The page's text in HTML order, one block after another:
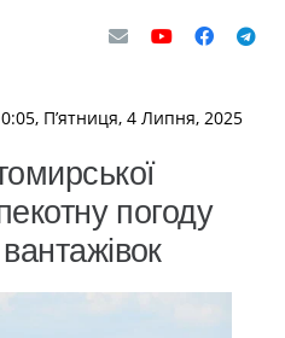
П’ятниця, 4 Липня, 2025
погоду